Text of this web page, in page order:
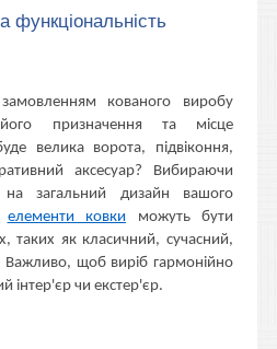
функціональність
кованого виробу
призначення та місце
велика ворота, підвіконня,
аксесуар? Вибираючи
на загальний дизайн вашого
елементи ковки можуть бути
таких як класичний, сучасний,
Важливо, щоб виріб гармонійно
інтер'єр чи екстер'єр.